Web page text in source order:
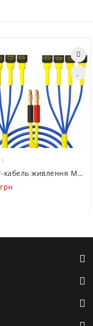
Тест-кабель живлення Mechanic IP 9 Pro (25 in 1) для iPhone (5 – 12) / iPad Mini (1 – 4)
грн